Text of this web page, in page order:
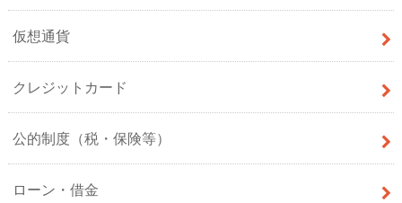
仮想通貨
クレジットカード
公的制度（税・保険等）
ローン・借金